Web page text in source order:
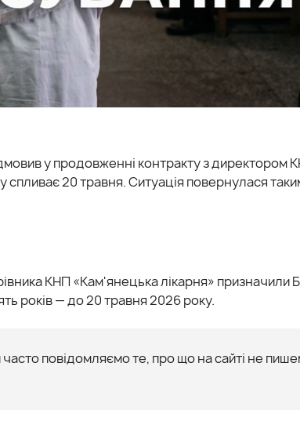
у продовженні контракту з директором
спливає 20 травня. Ситуація повернулася
КНП «Кам'янецька лікарня» призначили
років — до 20 травня 2026 року.
повідомляємо те, про що на сайті не